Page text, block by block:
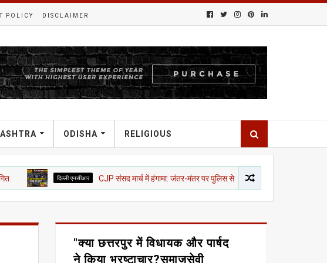
POLICY DISCLAIMER
ODISHA RELIGIOUS
दिल्ली एनसीआर CJP संसद मार्च में हंगामा: जंतर-मंतर पर पुलिस से भिड़ंत, हल्का बल प्रयोग; 5 मेट्रो स्टेशन बंद,
"क्या छत्तरपुर में विधायक और पार्षद
ने किया भ्रष्टाचार?समाजसेवी